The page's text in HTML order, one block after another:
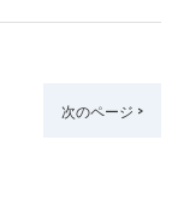
次のページ >